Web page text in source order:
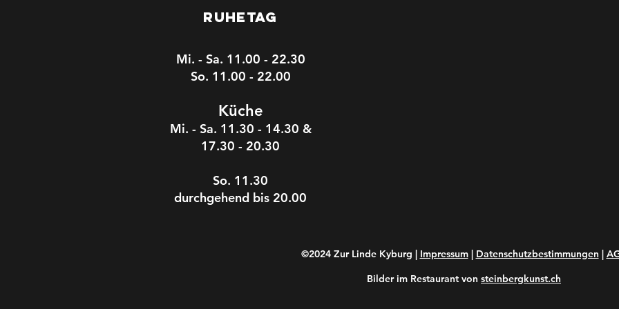
Ruhetag
Mi. - Sa. 11.00 - 22.30
So. 11.00 - 22.00
Küche
Mi. - Sa. 11.30 - 14.30 &
17.30 - 20.30
So. 11.30
durchgehend bis 20.00
©2024 Zur Linde Kyburg | Impressum| Datenschutzbestimmungen |
Bilder im Restaurant von steinbergkunst.ch